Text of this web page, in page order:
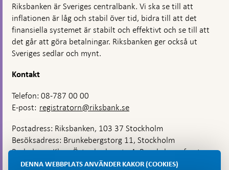
Riksbanken är Sveriges centralbank. Vi ska se till att
inflationen är låg och stabil över tid, bidra till att det
finansiella systemet är stabilt och effektivt och se till att
det går att göra betalningar. Riksbanken ger också ut
Sveriges sedlar och mynt.
Kontakt
Telefon: 08-787 00 00
E-post: registratorn@riksbank.se
Postadress: Riksbanken, 103 37 Stockholm
Besöksadress: Brunkebergstorg 11, Stockholm
Budadress: Klara Östra kyrkogata 4, Brunkebergsfaret,
Lastplats 6
DENNA WEBBPLATS ANVÄNDER KAKOR (COOKIES)